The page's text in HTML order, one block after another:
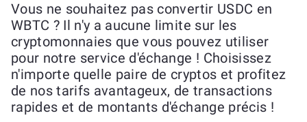
Vous ne souhaitez pas convertir USDC en
WBTC ? Il n'y a aucune limite sur les
cryptomonnaies que vous pouvez utiliser
pour notre service d'échange ! Choisissez
n'importe quelle paire de cryptos et profitez
de nos tarifs avantageux, de transactions
rapides et de montants d'échange précis !